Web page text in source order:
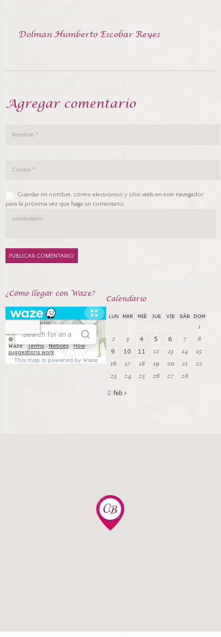
Dolman Humberto Escobar Reyes
Agregar comentario
Guardar mi nombre, correo electrónico y sitio web en este navegador
para la próxima vez que haga un comentario.
¿Cómo llegar con Waze?
Calendarío
LUN MAR MIÉ JUE VIE SÁB DOM
1
2
3 4 5 6 7 8
9 10 11 12 13 14
15
16
17 18 19 20 21
22
23
24 25 26 27 28
feb